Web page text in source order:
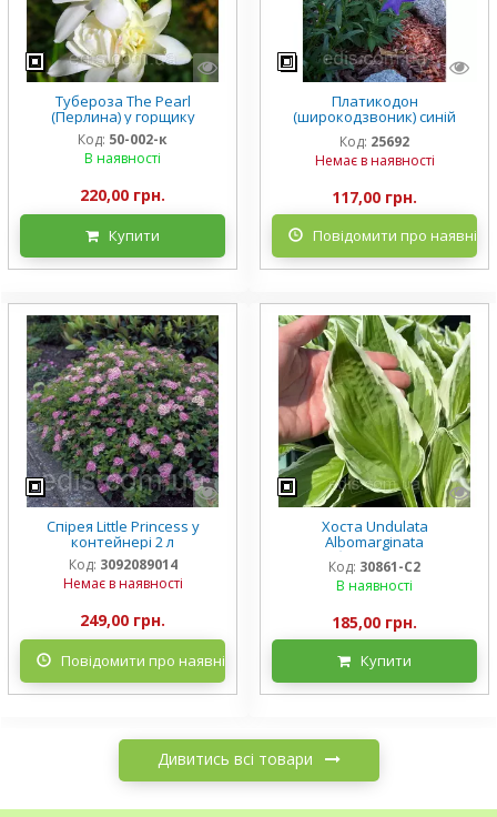
Тубероза The Pearl
(Перлина) у горщику
Код: 50-002-к
В наявності
220,00 грн.
Купити
Платикодон
(широкодзвоник) синій
низькорослий Mariesii у
горщику
Код: 25692
Немає в наявності
117,00 грн.
Повідомити про
Спірея Little Princess у
контейнері 2 л
Код: 3092089014
Немає в наявності
249,00 грн.
Повідомити про наявність
Хоста Undulata
Albomarginata
(Альбомарджината)
контейнер 2 л, 3/+ розетки
Код: 30861-С2
В наявності
185,00 грн.
Купити
Дивитись всі товари